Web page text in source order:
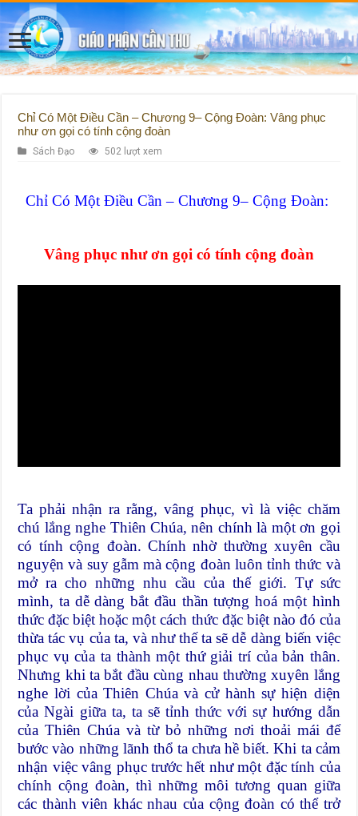
Chỉ Có Một Điều Cần – Chương 9– Cộng Đoàn: Vâng phục
như ơn gọi có tính cộng đoàn
Sách Đạo 502 lượt xem
Chỉ Có Một Điều Cần – Chương 9– Cộng Đoàn:
Vâng phục như ơn gọi có tính cộng đoàn
Ta phải nhận ra rằng, vâng phục, vì là việc chăm
chú lắng nghe Thiên Chúa, nên chính là một ơn gọi
có tính cộng đoàn. Chính nhờ thường xuyên cầu
nguyện và suy gẫm mà cộng đoàn luôn tỉnh thức và
mở ra cho những nhu cầu của thế giới. Tự sức
mình, ta dễ dàng bắt đầu thần tượng hoá một hình
thức đặc biệt hoặc một cách thức đặc biệt nào đó của
thừa tác vụ của ta, và như thế ta sẽ dễ dàng biến việc
phục vụ của ta thành một thứ giải trí của bản thân.
Nhưng khi ta bắt đầu cùng nhau thường xuyên lắng
nghe lời của Thiên Chúa và cử hành sự hiện diện
của Ngài giữa ta, ta sẽ tỉnh thức với sự hướng dẫn
của Thiên Chúa và từ bỏ những nơi thoải mái để
bước vào những lãnh thổ ta chưa hề biết. Khi ta cảm
nhận việc vâng phục trước hết như một đặc tính của
chính cộng đoàn, thì những môi tương quan giữa
các thành viên khác nhau của cộng đoàn có thể trở